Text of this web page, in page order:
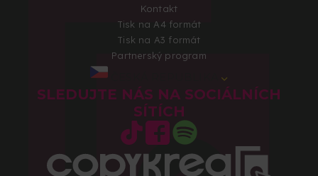
Kontakt
Tisk na A4 formát
Tisk na A3 formát
Partnerský program
SLEDUJTE NÁS NA SOCIÁLNÍCH
SÍTÍCH